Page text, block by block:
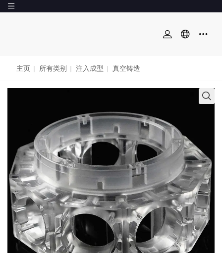
主页 | 所有类别 | 注入成型 | 真空铸造